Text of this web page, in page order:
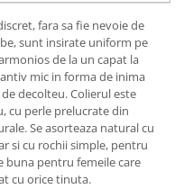
fara sa fie nevoie de
sunt insirate uniform pe
de la un capat la
mic in forma de inima
decolteu. Colierul este
cu perle prelucrate din
Se asorteaza natural cu
si cu rochii simple, pentru
buna pentru femeile care
cu orice tinuta.